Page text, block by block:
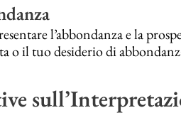
l’abbondanza e la
o il tuo desiderio di